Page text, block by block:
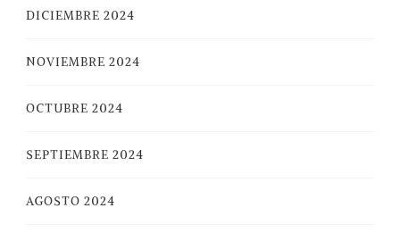
DICIEMBRE 2024
NOVIEMBRE 2024
OCTUBRE 2024
SEPTIEMBRE 2024
AGOSTO 2024